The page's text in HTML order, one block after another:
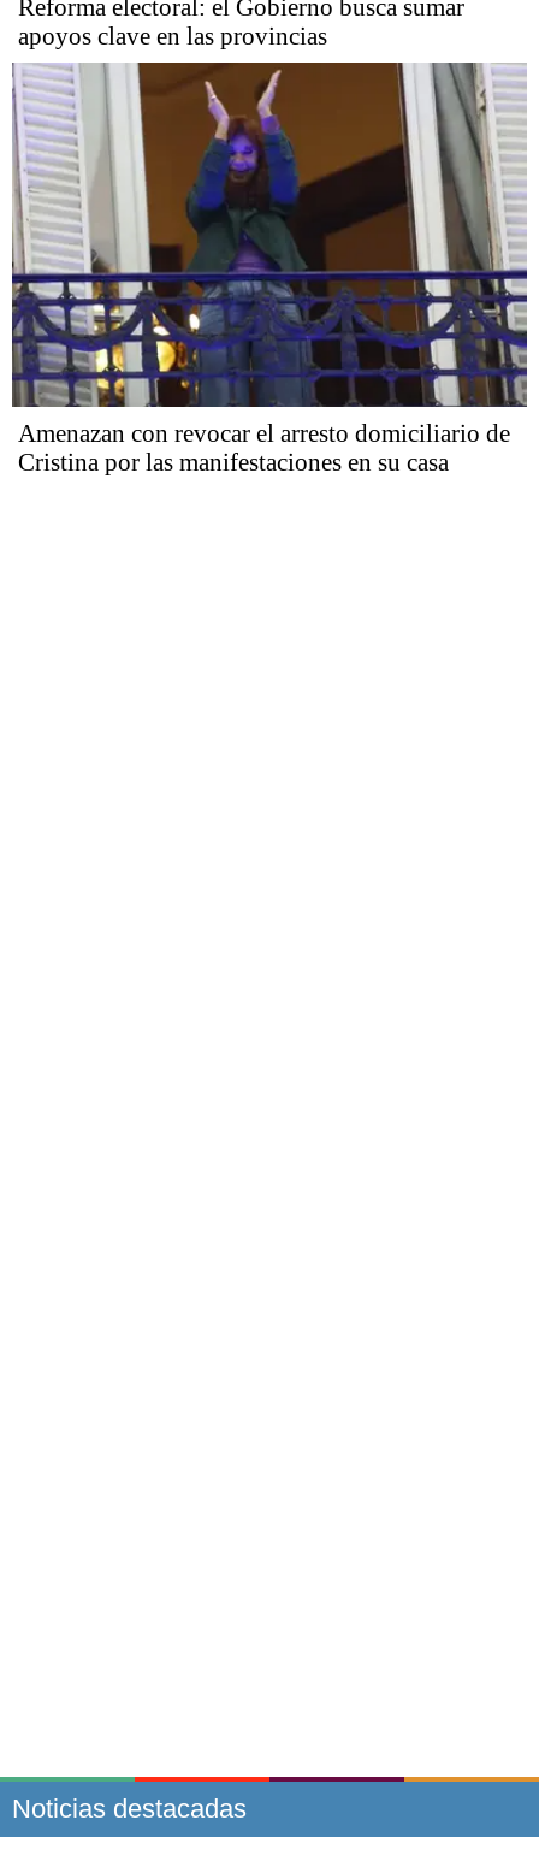
Reforma electoral: el Gobierno busca sumar
apoyos clave en las provincias
Amenazan con revocar el arresto domiciliario de
Cristina por las manifestaciones en su casa
Noticias destacadas